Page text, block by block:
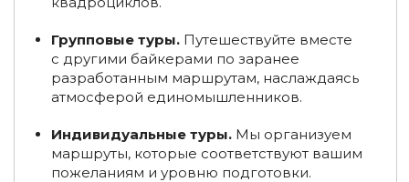
Ивановской области
Групповые экскурсии в Иваново и область
Туры выходного дня в Иваново и область (1-2 дня)
Туры на квадроциклах в Костромской области
Групповые туры. Путешествуйте вместе
с другими байкерами по заранее
разработанным маршрутам, наслаждаясь
атмосферой единомышленников.
Индивидуальные туры. Мы организуем
маршруты, которые соответствуют вашим
пожеланиям и уровню подготовки.